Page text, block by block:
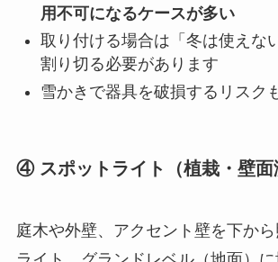
用不可になるケースが多い
取り付ける場合は「冬は使えな
割り切る必要があります
雪かきで器具を破損するリスク
④ スポットライト（植栽・壁面
庭木や外壁、アクセント壁を下か